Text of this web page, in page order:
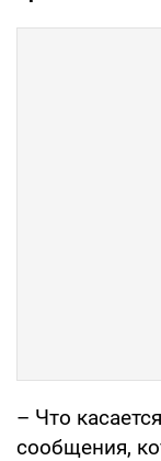
– Что
сообщения,